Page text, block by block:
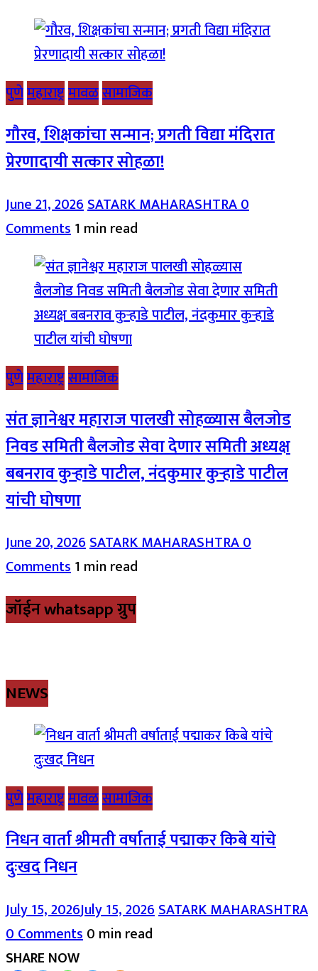
पुणेमहाराष्ट्रमावळसामाजिक
गौरव, शिक्षकांचा सन्मान; प्रगती विद्या मंदिरात
प्रेरणादायी सत्कार सोहळा!
June 21, 2026SATARK MAHARASHTRA0
Comments1 min read
पुणेमहाराष्ट्रसामाजिक
संत ज्ञानेश्वर महाराज पालखी सोहळ्यास बैलजोड
निवड समिती बैलजोड सेवा देणार समिती अध्यक्ष
बबनराव कुऱ्हाडे पाटील, नंदकुमार कुऱ्हाडे पाटील
यांची घोषणा
June 20, 2026SATARK MAHARASHTRA0
Comments1 min read
जॉईन whatsapp ग्रुप
NEWS
पुणेमहाराष्ट्रमावळसामाजिक
निधन वार्ता श्रीमती वर्षाताई पद्माकर किबे यांचे
दुःखद निधन
July 15, 2026July 15, 2026SATARK MAHARASHTRA
0 Comments0 min read
SHARE NOW